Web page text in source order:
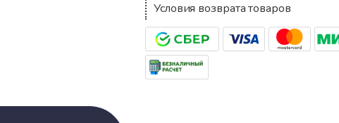
Условия возврата товаров